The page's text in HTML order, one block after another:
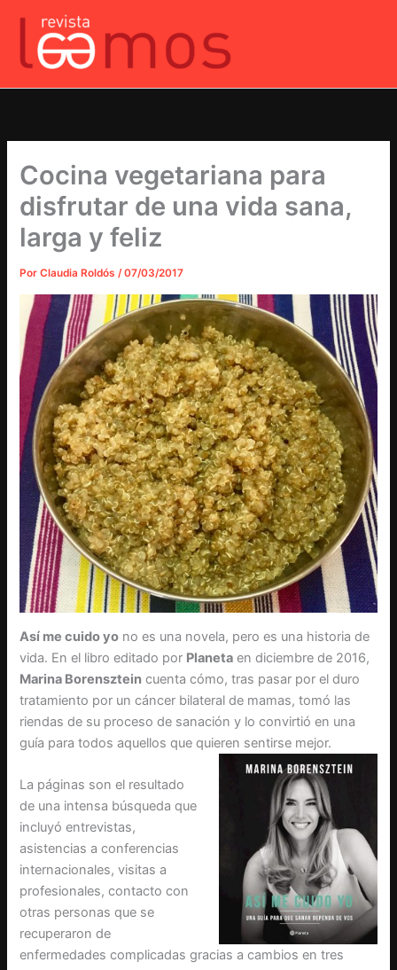
contenido
Cocina vegetariana para
disfrutar de una vida sana,
larga y feliz
PorClaudia Roldós/07/03/2017
Así me cuido yo no es una novela, pero es una historia de
vida. En el libro editado por Planeta en diciembre de 2016,
Marina Borensztein cuenta cómo, tras pasar por el duro
tratamiento por un cáncer bilateral de mamas, tomó las
riendas de su proceso de sanación y lo convirtió en una
guía para todos aquellos que quieren sentirse mejor.
La páginas son el resultado
de una intensa búsqueda que
incluyó entrevistas,
asistencias a conferencias
internacionales, visitas a
profesionales, contacto con
otras personas que se
recuperaron de
enfermedades complicadas gracias a cambios en tres